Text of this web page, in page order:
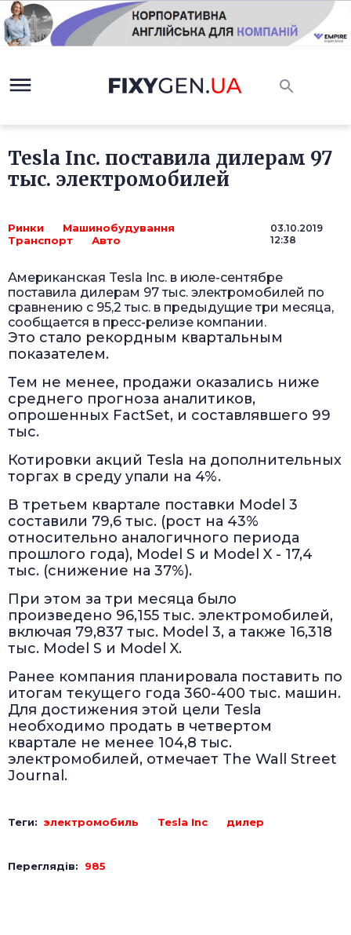
Tesla Inc. поставила дилерам 97
тыс. электромобилей
Ринки
Машинобудування
Транспорт
Авто
03.10.2019
12:38
Американская Tesla Inc. в июле-сентябре
поставила дилерам 97 тыс. электромобилей по
сравнению с 95,2 тыс. в предыдущие три месяца,
сообщается в пресс-релизе компании.
Это стало рекордным квартальным
показателем.
Тем не менее, продажи оказались ниже
среднего прогноза аналитиков,
опрошенных FactSet, и составлявшего 99
тыс.
Котировки акций Tesla на дополнительных
торгах в среду упали на 4%.
В третьем квартале поставки Model 3
составили 79,6 тыс. (рост на 43%
относительно аналогичного периода
прошлого года), Model S и Model X - 17,4
тыс. (снижение на 37%).
При этом за три месяца было
произведено 96,155 тыс. электромобилей,
включая 79,837 тыс. Model 3, а также 16,318
тыс. Model S и Model X.
Ранее компания планировала поставить по
итогам текущего года 360-400 тыс. машин.
Для достижения этой цели Tesla
необходимо продать в четвертом
квартале не менее 104,8 тыс.
электромобилей, отмечает The Wall Street
Journal.
Теги: электромобиль Tesla Inc дилер
Переглядів: 985